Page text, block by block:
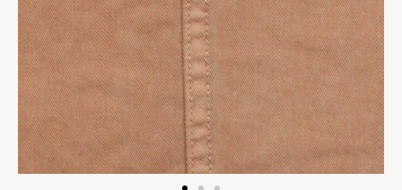
La Stagione Autunno/Inverno
La Stagione Primavera/Estate
Le sotto-collezioni
Le caratteristiche